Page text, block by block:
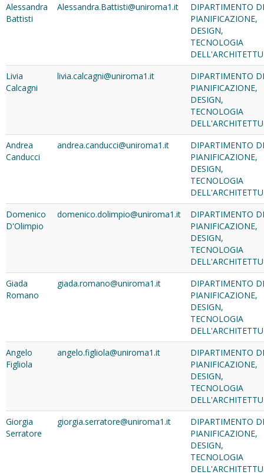
Alessandra
Battisti
Alessandra.Battisti@uniroma1.it
DIPARTIMENTO DI
PIANIFICAZIONE,
DESIGN,
TECNOLOGIA
Livia
Calcagni
livia.calcagni@uniroma1.it
DIPARTIMENTO DI
PIANIFICAZIONE,
DESIGN,
TECNOLOGIA
Andrea
Canducci
andrea.canducci@uniroma1.it
DIPARTIMENTO DI
PIANIFICAZIONE,
DESIGN,
TECNOLOGIA
Domenico
D'Olimpio
domenico.dolimpio@uniroma1.it
DIPARTIMENTO DI
PIANIFICAZIONE,
DESIGN,
TECNOLOGIA
Giada
Romano
giada.romano@uniroma1.it
DIPARTIMENTO DI
PIANIFICAZIONE,
DESIGN,
TECNOLOGIA
Angelo
Figliola
angelo.figliola@uniroma1.it
DIPARTIMENTO DI
PIANIFICAZIONE,
DESIGN,
TECNOLOGIA
Giorgia
Serratore
giorgia.serratore@uniroma1.it
DIPARTIMENTO DI
PIANIFICAZIONE,
DESIGN,
TECNOLOGIA